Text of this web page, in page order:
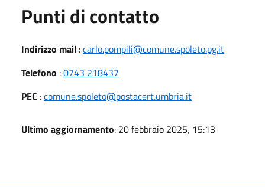
Punti di contatto
Indirizzo mail :carlo.pompili@comune.spoleto.pg.it
Telefono :0743 218437
PEC :comune.spoleto@postacert.umbria.it
Ultimo aggiornamento: 20 febbraio 2025, 15:13